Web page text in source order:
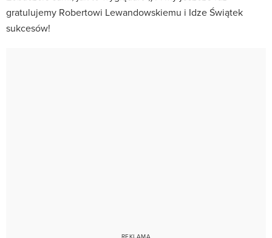
gratulujemy Robertowi Lewandowskiemu i Idze Świątek
sukcesów!